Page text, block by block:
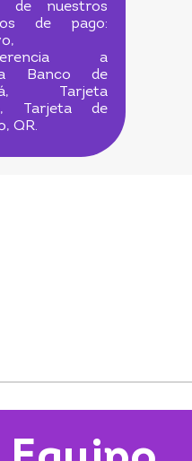
de nuestros
de pago:
a
Banco de
Tarjeta
Tarjeta de
QR.